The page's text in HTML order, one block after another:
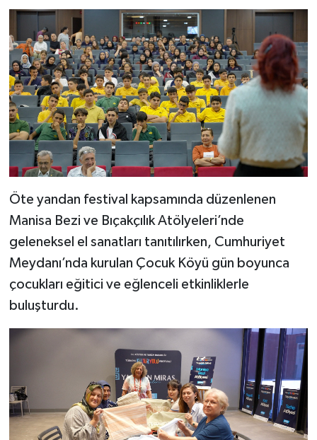
Öte yandan festival kapsamında düzenlenen
Manisa Bezi ve Bıçakçılık Atölyeleri’nde
geleneksel el sanatları tanıtılırken, Cumhuriyet
Meydanı’nda kurulan Çocuk Köyü gün boyunca
çocukları eğitici ve eğlenceli etkinliklerle
buluşturdu.